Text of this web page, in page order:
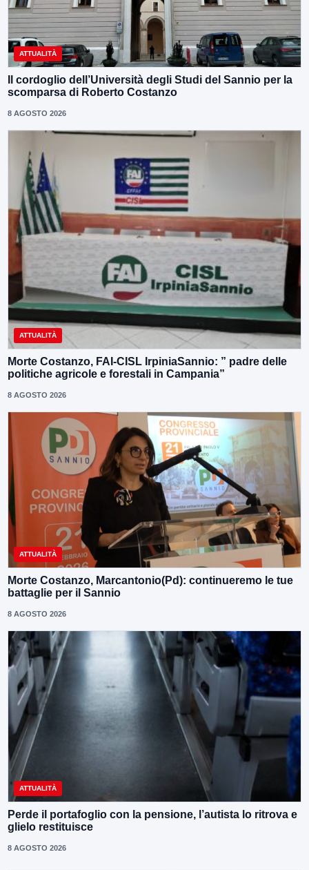
ATTUALITÀ
Il cordoglio dell’Università degli Studi del Sannio per la
scomparsa di Roberto Costanzo
8 AGOSTO 2026
ATTUALITÀ
Morte Costanzo, FAI-CISL IrpiniaSannio: ” padre delle
politiche agricole e forestali in Campania”
8 AGOSTO 2026
ATTUALITÀ
Morte Costanzo, Marcantonio(Pd): continueremo le tue
battaglie per il Sannio
8 AGOSTO 2026
ATTUALITÀ
Perde il portafoglio con la pensione, l’autista lo ritrova e
glielo restituisce
8 AGOSTO 2026